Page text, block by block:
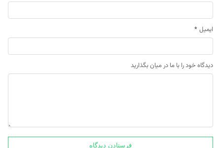
ایمیل *
دیدگاه خود را با ما در میان بگذارید